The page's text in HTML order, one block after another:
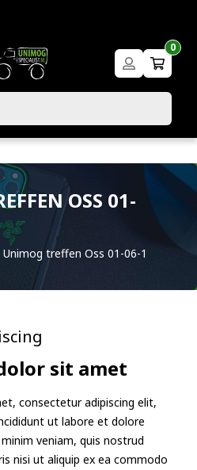
0
OSS 01-
Unimog treffen Oss 01-06-12
sit amet
consectetur adipiscing elit,
ut labore et dolore
veniam, quis nostrud
nisi ut aliquip ex ea commodo